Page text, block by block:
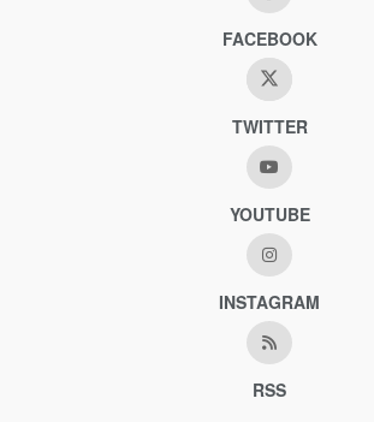
FACEBOOK
TWITTER
YOUTUBE
INSTAGRAM
RSS